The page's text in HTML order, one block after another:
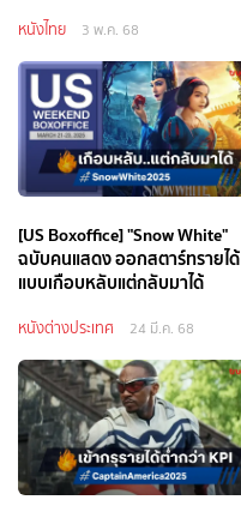
หนังไทย 3 พ.ค. 68
[US Boxoffice] "Snow White"
ฉบับคนแสดง ออกสตาร์ทรายได้
แบบเกือบหลับแต่กลับมาได้
หนังต่างประเทศ 24 มี.ค. 68